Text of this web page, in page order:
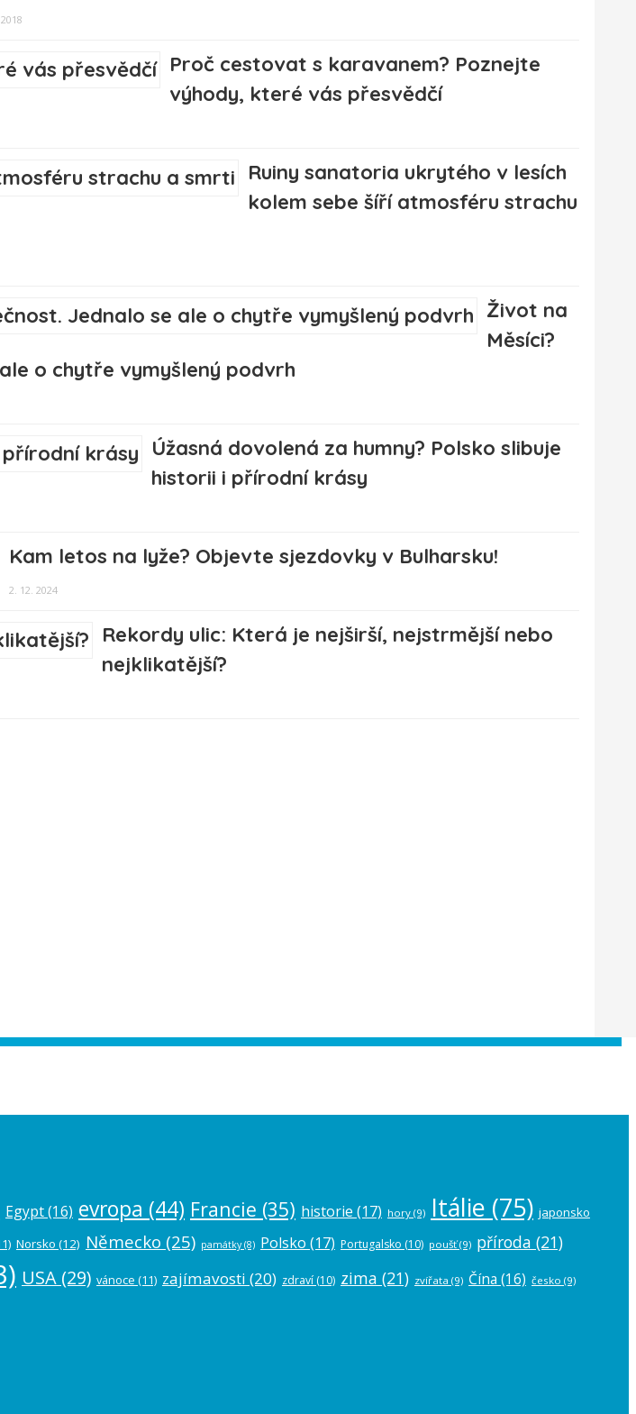
Proč cestovat s karavanem? Poznejte
výhody, které vás přesvědčí
Ruiny sanatoria ukrytého v lesích
kolem sebe šíří atmosféru strachu
Život na
Měsíci?
o chytře vymyšlený podvrh
Úžasná dovolená za humny? Polsko slibuje
historii i přírodní krásy
Kam letos na lyže? Objevte sjezdovky v Bulharsku!
2. 12. 2024
Rekordy ulic: Která je nejširší, nejstrmější nebo
nejklikatější?
Egypt(16) evropa (44) Francie (35) historie (17) hory (9) Itálie (75) japonsko
Norsko (12) Německo (25) památky(8) Polsko (17) Portugalsko (10) poušť(9) příroda (21)
USA (29) vánoce (11) zajímavosti (20) zdraví (10) zima (21) zvířata (9) Čína (16) česko (9)